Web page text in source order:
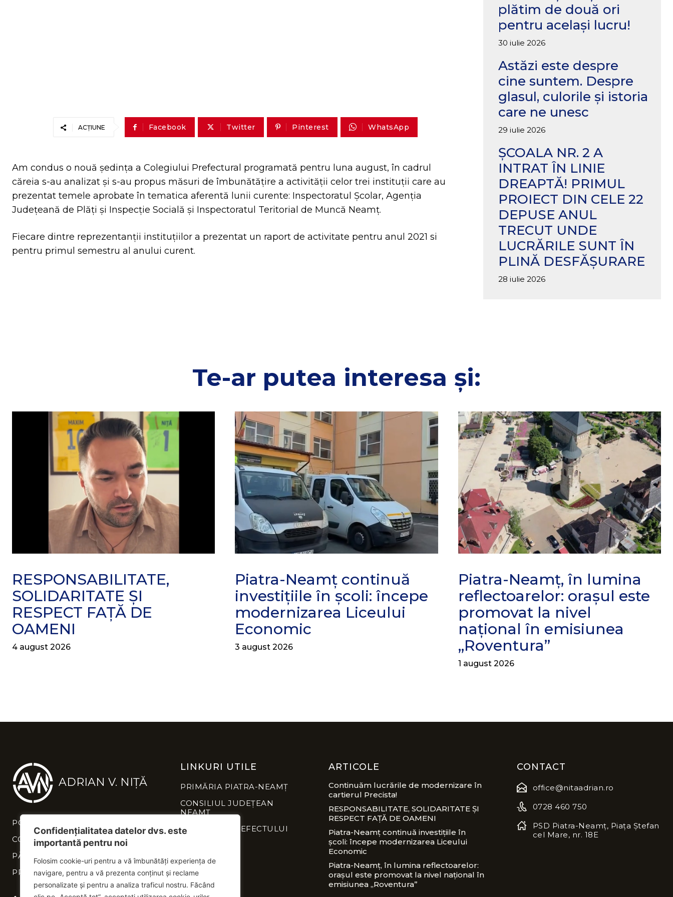
Confidențialitatea datelor dvs. este
importantă pentru noi
Folosim cookie-uri pentru a vă îmbunătăți experiența de
navigare, pentru a vă prezenta conținut și reclame
personalizate și pentru a analiza traficul nostru. Făcând
ACȚIUNE Facebook Twitter Pinterest WhatsApp
Am condus o nouă ședința a Colegiului Prefectural programată pentru luna august, în cadrul
căreia s-au analizat și s-au propus măsuri de îmbunătățire a activității celor trei instituții care au
prezentat temele aprobate în tematica aferentă lunii curente: Inspectoratul Școlar, Agenția
Județeană de Plăți și Inspecție Socială și Inspectoratul Teritorial de Muncă Neamț.
Fiecare dintre reprezentanții instituțiilor a prezentat un raport de activitate pentru anul 2021 si
pentru primul semestru al anului curent.
plătim de două ori
pentru același lucru!
30 iulie 2026
Astăzi este despre
cine suntem. Despre
glasul, culorile și istoria
care ne unesc
29 iulie 2026
ȘCOALA NR. 2 A
INTRAT ÎN LINIE
DREAPTĂ! PRIMUL
PROIECT DIN CELE 22
DEPUSE ANUL
TRECUT UNDE
LUCRĂRILE SUNT ÎN
PLINĂ DESFĂȘURARE
28 iulie 2026
Te-ar putea interesa și:
RESPONSABILITATE,
SOLIDARITATE ȘI
RESPECT FAȚĂ DE
OAMENI
4 august 2026
Piatra-Neamț continuă
investițiile în școli: începe
modernizarea Liceului
Economic
3 august 2026
Piatra-Neamț, în lumina
reflectoarelor: orașul este
promovat la nivel
național în emisiunea
„Roventura”
1 august 2026
ADRIAN V. NIȚĂ
POLITICĂ DE CONFIDENȚIALITATE
CONTACT
PĂREREA TA CONTEAZĂ
PROIECTE
LINKURI UTILE
PRIMĂRIA PIATRA-NEAMȚ
CONSILIUL JUDEȚEAN
NEAMȚ
INSTITUȚIA PREFECTULUI
NEAMȚ
ARTICOLE
Continuăm lucrările de modernizare în
cartierul Precista!
RESPONSABILITATE, SOLIDARITATE ȘI
RESPECT FAȚĂ DE OAMENI
Piatra-Neamț continuă investițiile în
școli: începe modernizarea Liceului
Economic
Piatra-Neamț, în lumina reflectoarelor:
orașul este promovat la nivel național în
emisiunea „Roventura”
CONTACT
office@nitaadrian.ro
0728 460 750
PSD Piatra-Neamț, Piața Ștefan
cel Mare, nr. 18E